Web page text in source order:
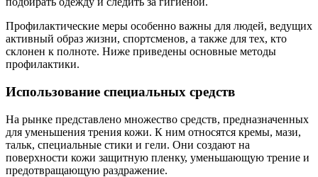
Профилактические меры особенно важны для людей, ведущих
активный образ жизни, спортсменов, а также для тех, кто
склонен к полноте. Ниже приведены основные методы
профилактики.
Использование специальных средств
На рынке представлено множество средств, предназначенных
для уменьшения трения кожи. К ним относятся кремы, мази,
тальк, специальные стики и гели. Они создают на
поверхности кожи защитную пленку, уменьшающую трение и
предотвращающую раздражение.